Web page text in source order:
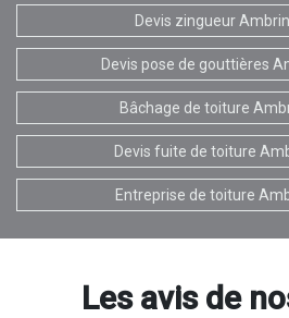
Devis zingueur
Devis pose de gouttières
Bâchage de toiture
Devis fuite de toiture
Entreprise de toiture
Les avis de